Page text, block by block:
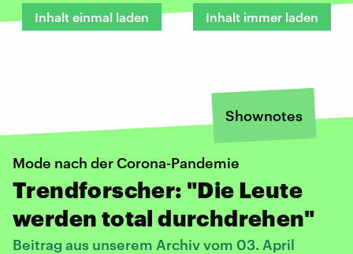
Inhalt einmal laden Inhalt immer laden
Shownotes
Mode nach der Corona-Pandemie
Trendforscher: "Die Leute
werden total durchdrehen"
Beitrag aus unserem Archiv vom 03. April